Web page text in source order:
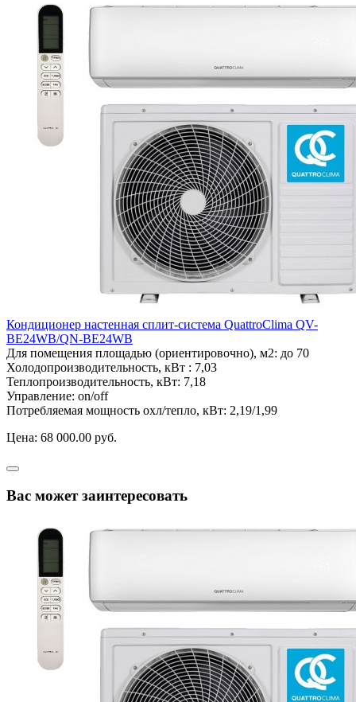
Кондиционер настенная сплит-система QuattroClima QV-
BE24WB/QN-BE24WB
Для помещения площадью (ориентировочно), м2: до 70
Холодопроизводительность, кВт : 7,03
Теплопроизводительность, кВт: 7,18
Управление: on/off
Потребляемая мощность охл/тепло, кВт: 2,19/1,99
Цена: 68 000.00 руб.
Вас может заинтересовать